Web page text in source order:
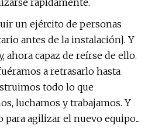
rápidamente.
un ejército de personas
antes de la instalación]. Y
ahora capaz de reírse de ello.
a retrasarlo hasta
todo lo que
luchamos y trabajamos. Y
para agilizar el nuevo equipo...